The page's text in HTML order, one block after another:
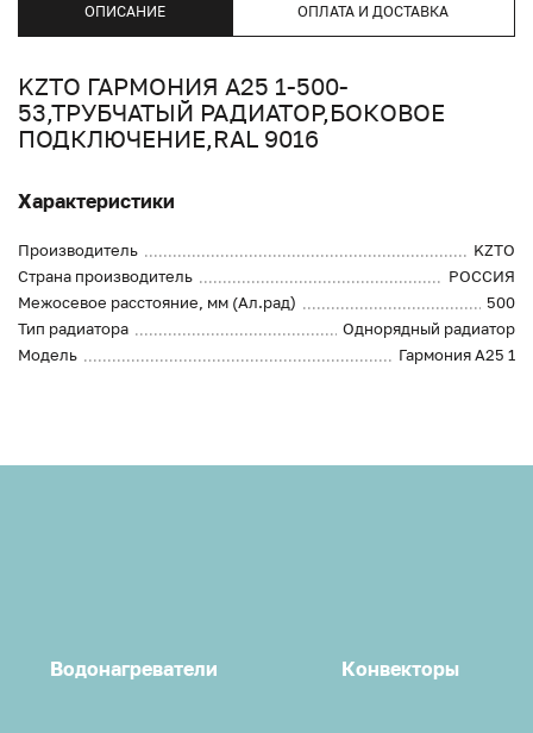
ОПИСАНИЕ ОПЛАТА И ДОСТАВКА
KZTO ГАРМОНИЯ А25 1-500-
53,ТРУБЧАТЫЙ РАДИАТОР,БОКОВОЕ
ПОДКЛЮЧЕНИЕ,RAL 9016
Характеристики
Производитель
KZTO
Страна производитель
РОССИЯ
Межосевое расстояние, мм (Ал.рад)
500
Тип радиатора
Однорядный радиатор
Модель
Гармония А25 1
Водонагреватели Конвекторы